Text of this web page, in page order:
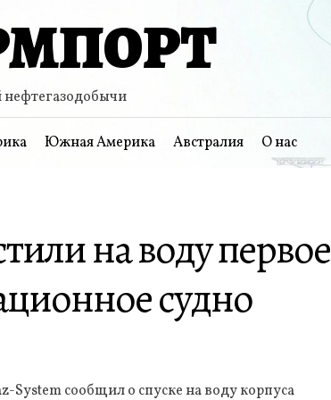
Южная Америка Австралия О нас
на воду первое
судно
System сообщил о спуске на воду корпуса